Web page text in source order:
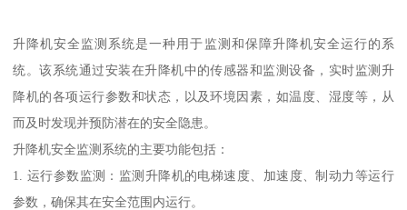
升降机安全监测系统是一种用于监测和保障升降机安全运行的系
统。该系统通过安装在升降机中的传感器和监测设备，实时监测升
降机的各项运行参数和状态，以及环境因素，如温度、湿度等，从
而及时发现并预防潜在的安全隐患。
升降机安全监测系统的主要功能包括：
1. 运行参数监测：监测升降机的电梯速度、加速度、制动力等运行
参数，确保其在安全范围内运行。